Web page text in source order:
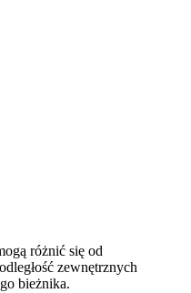
różnić się od
zewnętrznych
bieżnika.